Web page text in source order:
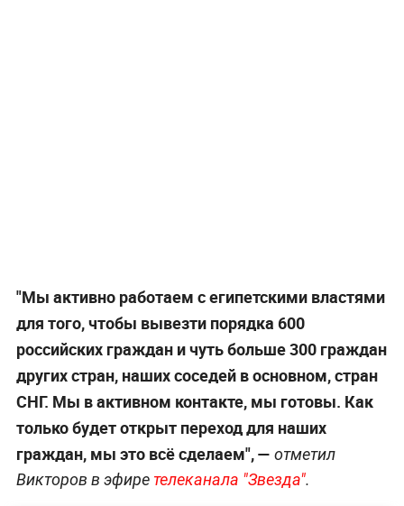
"Мы активно работаем с египетскими властями
для того, чтобы вывезти порядка 600
российских граждан и чуть больше 300 граждан
других стран, наших соседей в основном, стран
СНГ. Мы в активном контакте, мы готовы. Как
только будет открыт переход для наших
граждан, мы это всё сделаем", — отметил
Викторов в эфире телеканала "Звезда".